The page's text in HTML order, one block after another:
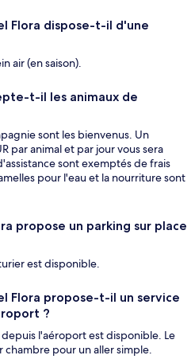
Flora dispose-t-il d'une
air (en saison).
t-il les animaux de
sont les bienvenus. Un
par animal et par jour vous sera
sont exemptés de frais
pour l'eau et la nourriture sont
propose un parking sur place
est disponible.
Flora propose-t-il un service
?
l'aéroport est disponible. Le
chambre pour un aller simple.